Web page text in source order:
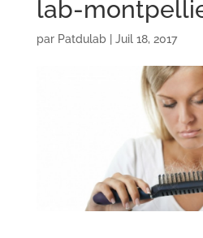
lab-
par Patdulab| Juil 18, 2017